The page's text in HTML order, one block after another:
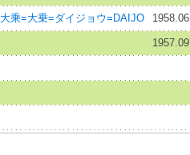
大乘=大乗=ダイジョウ=DAIJO 1958.06
1957.09